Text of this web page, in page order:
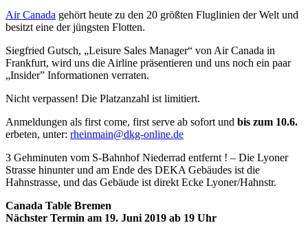
Air Canada gehört heute zu den 20 größten Fluglinien der Welt und
besitzt eine der jüngsten Flotten.
Siegfried Gutsch, „Leisure Sales Manager“ von Air Canada in
Frankfurt, wird uns die Airline präsentieren und uns noch ein paar
„Insider” Informationen verraten.
Nicht verpassen! Die Platzanzahl ist limitiert.
Anmeldungen als first come, first serve ab sofort und bis zum 10.6.
erbeten, unter: rheinmain@dkg-online.de
3 Gehminuten vom S-Bahnhof Niederrad entfernt ! – Die Lyoner
Strasse hinunter und am Ende des DEKA Gebäudes ist die
Hahnstrasse, und das Gebäude ist direkt Ecke Lyoner/Hahnstr.
Canada Table Bremen
Nächster Termin am 19. Juni 2019 ab 19 Uhr